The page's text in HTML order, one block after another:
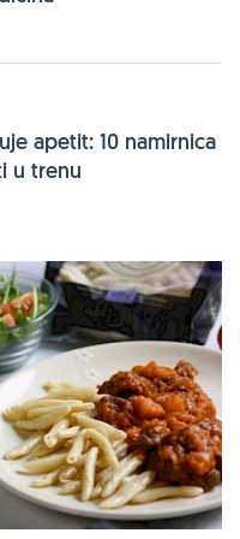
apetit: 10 namirnica
u trenu